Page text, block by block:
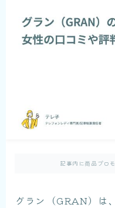
記事内に商品プロ
グラン（GRAN）は、